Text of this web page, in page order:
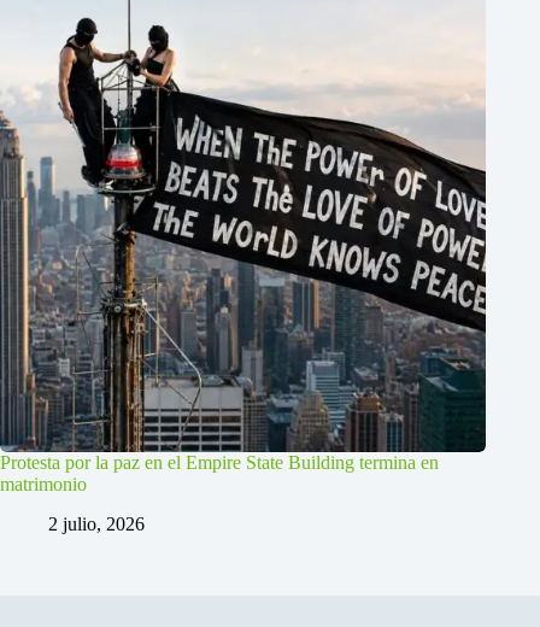
Protesta por la paz en el Empire State Building termina en
matrimonio
2 julio, 2026